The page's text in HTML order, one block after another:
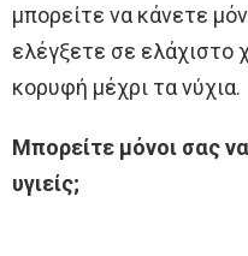
μπορείτε να κάνετε
ελέγξετε σε ελάχιστο
κορυφή μέχρι τα νύχια.
Μπορείτε μόνοι σας
υγιείς;